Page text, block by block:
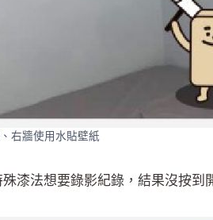
右牆使用水貼壁紙
漆法想要錄影紀錄，結果沒按到